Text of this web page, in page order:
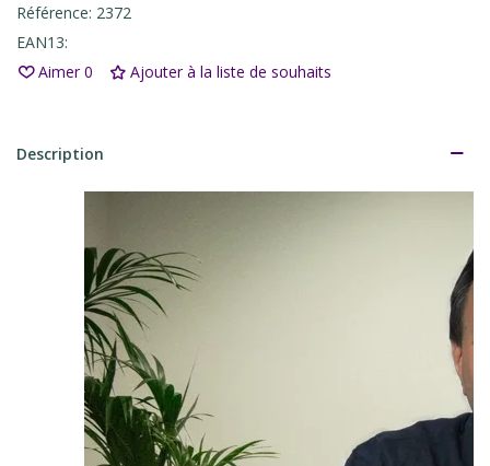
Référence: 2372
EAN13:
Aimer 0 Ajouter à la liste de souhaits
Description